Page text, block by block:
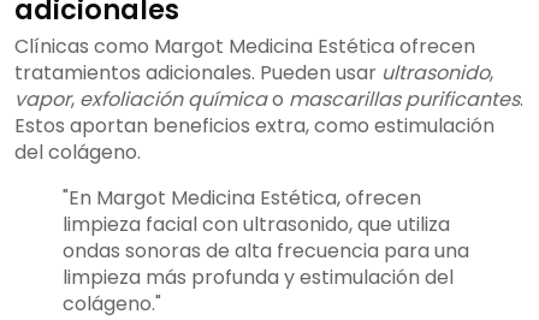
adicionales
Clínicas como Margot Medicina Estética ofrecen
tratamientos adicionales. Pueden usar ultrasonido,
vapor, exfoliación químicao mascarillas purificantes.
Estos aportan beneficios extra, como estimulación
del colágeno.
"En Margot Medicina Estética, ofrecen
limpieza facial con ultrasonido, que utiliza
ondas sonoras de alta frecuencia para una
limpieza más profunda y estimulación del
colágeno."